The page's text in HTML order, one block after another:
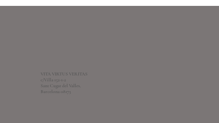
VITA VIRTUS VERITAS
c/Villa 152-1-2
Sant Cugat del Valles,
Barcelona 08173